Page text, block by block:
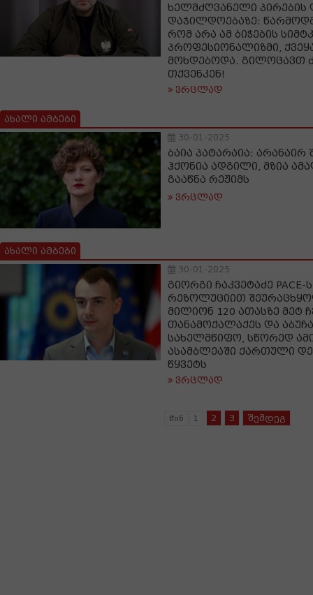
ხელმძღვანელი
დაჯილდოებაზე:
რომ არა ამ ბიჭების
პროფესიონალიზმი,
მოხდებოდა. გილოცავთ
თქვენკენ!
ვრცლად
ახალი ამბები
30-01-2025
ბაია პატარაია: არანაირ
ჰქონია ადგილი, მზია
გააწნა რეჟიმს
ვრცლად
ახალი ამბები
30-01-2025
გიორგი ჩაკვეტაძე PACE-
რეზოლუციით
მილიონ 120 ათასზე მეტ
თანამოქალაქეს და
სახელმწიფო, სწორედ
ასამბლეაში ქართული
წყვეტს
ვრცლად
წინ 1 2 3 შემდეგ